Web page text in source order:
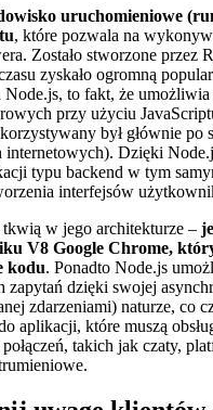
uruchomieniowe
, które pozwala na
Zostało stworzone przez
zyskało ogromną
to fakt, że umożliwia
przy użyciu
był głównie po
internetowych). Dzięki
typu backend w tym
interfejsów
w jego architekturze –
V8 Google Chrome,
kodu. Ponadto Node.js
zapytań dzięki swojej
zdarzeniami) naturze, co
aplikacji, które muszą
takich jak czaty,